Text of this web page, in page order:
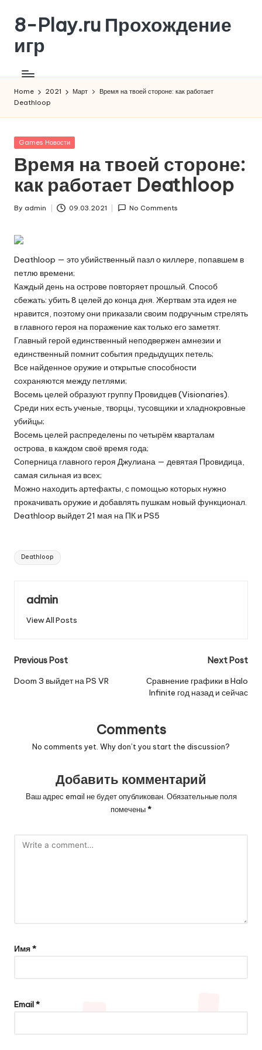
Skip
content
8-Play.ru Прохождение
игр
Home 2021 Март
Время на твоей стороне: как работает
Deathloop
Posted
Games Новости
Время на твоей стороне:
как работает Deathloop
Posted
By admin 09.03.2021 No Comments
Deathloop — это убийственный пазл о киллере, попавшем в
петлю времени;
Каждый день на острове повторяет прошлый. Способ
сбежать: убить 8 целей до конца дня. Жертвам эта идея не
нравится, поэтому они приказали своим подручным стрелять
в главного героя на поражение как только его заметят.
Главный герой единственный неподвержен амнезии и
единственный помнит события предыдущих петель;
Все найденное оружие и открытые способности
сохраняются между петлями;
Восемь целей образуют группу Провидцев (Visionaries).
Среди них есть ученые, творцы, тусовщики и хладнокровные
убийцы;
Восемь целей распределены по четырём кварталам
острова, в каждом своё время года;
Соперница главного героя Джулиана — девятая Провидица,
самая сильная из всех;
Можно находить артефакты, с помощью которых нужно
прокачивать оружие и добавлять пушкам новый функционал.
Deathloop выйдет 21 мая на ПК и PS5
Tags:
Deathloop
admin
View All Posts
Post
navigation
Previous Post
Doom 3 выйдет на PS VR
Next Post
Сравнение графики в Halo
Infinite год назад и сейчас
Comments
No comments yet. Why don’t you start the discussion?
Добавить комментарий
Ваш адрес email не будет опубликован. Обязательные поля
помечены*
Имя*
Email*